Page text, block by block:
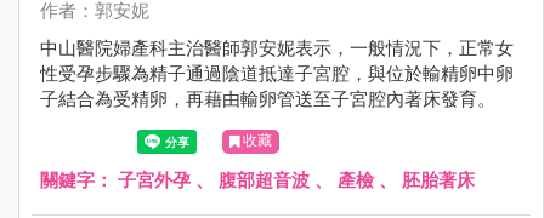
作者：郭安妮
中山醫院婦產科主治醫師郭安妮表示，一般情況下，正常女
性受孕步驟為精子通過陰道抵達子宮腔，與位於輸精卵中卵
子結合為受精卵，再藉由輸卵管送至子宮腔內著床發育。
收藏
關鍵字： 子宮外孕 、 腹部超音波 、 產檢 、 胚胎著床